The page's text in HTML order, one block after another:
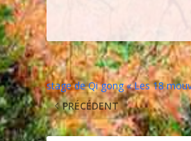
stage de Qi gong « Les 18
PRÉCÉDENT